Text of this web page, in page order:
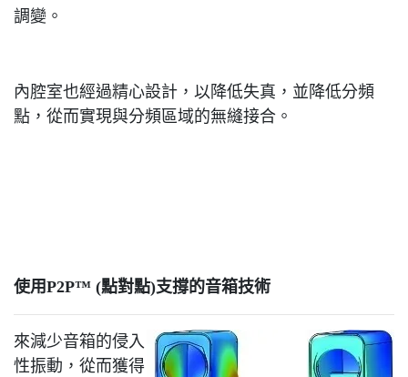
調變。
內腔室也經過精心設計，以降低失真，並降低分頻
點，從而實現與分頻區域的無縫接合。
使用P2P™ (點對點)支撐的音箱技術
來減少音箱的侵入
性振動，從而獲得